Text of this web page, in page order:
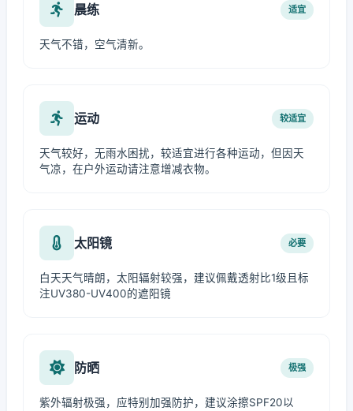
晨练 适宜
天气不错，空气清新。
运动 较适宜
天气较好，无雨水困扰，较适宜进行各种运动，但因天
气凉，在户外运动请注意增减衣物。
太阳镜 必要
白天天气晴朗，太阳辐射较强，建议佩戴透射比1级且标
注UV380-UV400的遮阳镜
防晒 极强
紫外辐射极强，应特别加强防护，建议涂擦SPF20以